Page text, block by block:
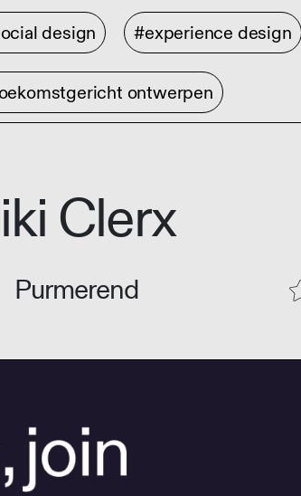
design #experience design
ontwerpen
Clerx
Purmerend